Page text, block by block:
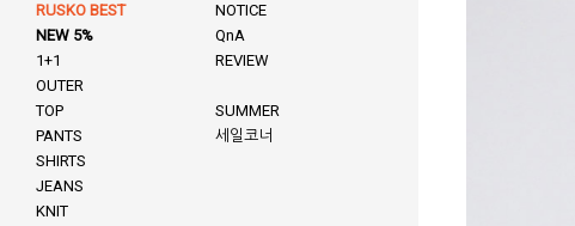
RUSKO BEST
NEW 5%
1+1
OUTER
TOP
PANTS
SHIRTS
JEANS
KNIT
NOTICE
QnA
REVIEW
SUMMER
세일코너